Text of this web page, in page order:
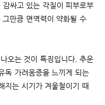
싸고 있는 각질이 피부로부
만큼 면역력이 약화될 수
오는 것이 특징입니다. 추운
독 가려움증을 느끼게 되는
지는 시기가 겨울철이기 때